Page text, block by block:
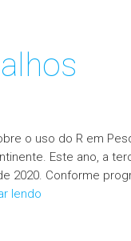
o uso do R em
Este ano, a
2020. Conforme
lendo